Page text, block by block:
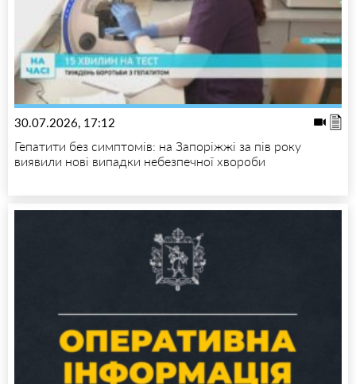
30.07.2026, 17:12
Гепатити без симптомів: на Запоріжжі за пів року
виявили нові випадки небезпечної хвороби